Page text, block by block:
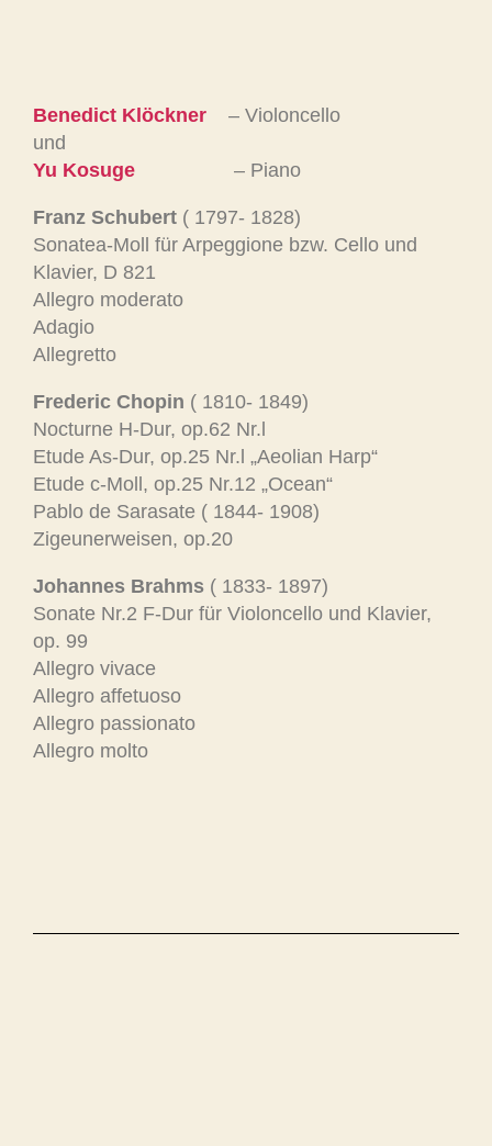
Benedict Klöckner – Violoncello
und
Yu Kosuge
– Piano
Franz Schubert ( 1797- 1828)
Sonatea-Moll für Arpeggione bzw. Cello und
Klavier, D 821
Allegro moderato
Adagio
Allegretto
Frederic Chopin ( 1810- 1849)
Nocturne H-Dur, op.62 Nr.l
Etude As-Dur, op.25 Nr.l „Aeolian Harp“
Etude c-Moll, op.25 Nr.12 „Ocean“
Pablo de Sarasate ( 1844- 1908)
Zigeunerweisen, op.20
Johannes Brahms ( 1833- 1897)
Sonate Nr.2 F-Dur für Violoncello und Klavier,
op. 99
Allegro vivace
Allegro affetuoso
Allegro passionato
Allegro molto